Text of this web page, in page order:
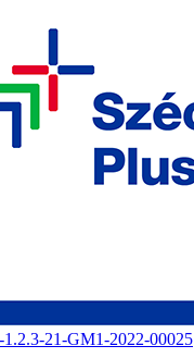
21-GM1-2022-00025